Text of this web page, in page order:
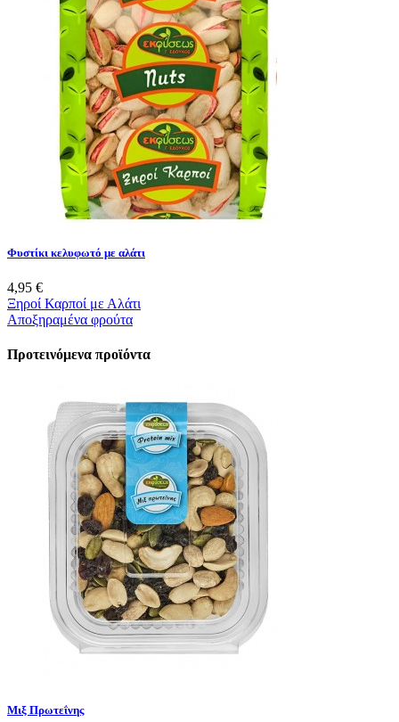
Φυστίκι κελυφωτό με αλάτι
4,95 €
Ξηροί Καρποί με Αλάτι
Αποξηραμένα φρούτα
Προτεινόμενα προϊόντα
Μιξ Πρωτεΐνης